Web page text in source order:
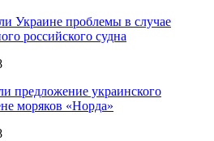
Украине проблемы в случае
российского судна
предложение украинского
моряков «Норда»